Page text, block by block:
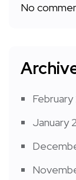
No
January